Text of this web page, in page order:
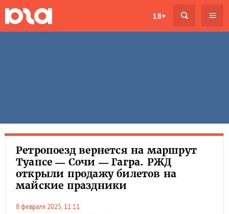
18+
Ретропоезд вернется на маршрут
Туапсе — Сочи — Гагра. РЖД
открыли продажу билетов на
майские праздники
8 февраля 2025, 11:11